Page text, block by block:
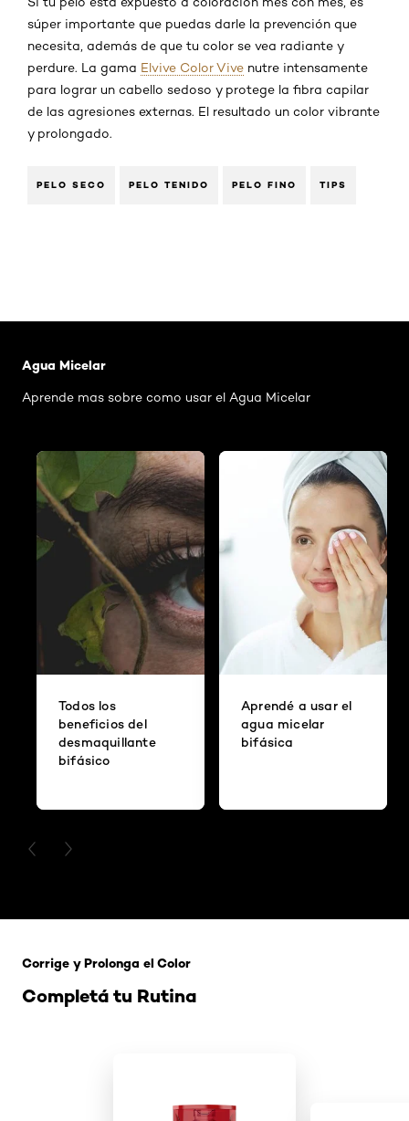
súper importante que puedas darle la prevención que
necesita, además de que tu color se vea radiante y
perdure. La gama Elvive Color Vive nutre intensamente
para lograr un cabello sedoso y protege la fibra capilar
de las agresiones externas. El resultado un color vibrante
y prolongado.
PELO SECO PELO TENIDO PELO FINO TIPS
Agua Micelar
Aprende mas sobre como usar el Agua Micelar
Todos los
beneficios del
desmaquillante
bifásico
Aprendé a usar el
agua micelar
bifásica
PREVIOUS CARD
NEXT CARD
Completá tu Rutina
Corrige y Prolonga el Color